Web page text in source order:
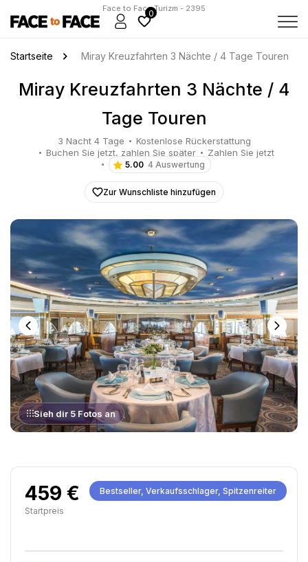
Face to Face Turizm - 2395
0
Startseite Miray Kreuzfahrten 3 Nächte / 4 Tage Touren
Miray Kreuzfahrten 3 Nächte / 4
Tage Touren
3 Nacht 4 Tage
Kostenlose Rückerstattung
Buchen Sie jetzt, zahlen Sie später
Zahlen Sie jetzt
5.00 4 Auswertung
Zur Wunschliste hinzufügen
Sieh dir 5 Fotos an
Bestseller, Verkaufsschlager, Spitzenreiter
459 €
Startpreis